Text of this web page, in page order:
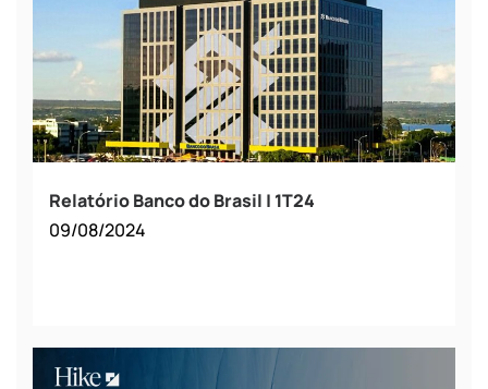
Relatório Banco do Brasil | 1T24
09/08/2024